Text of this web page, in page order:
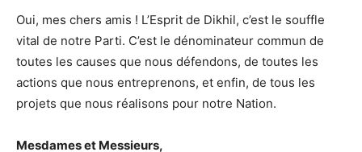
Oui, mes chers amis ! L’Esprit de Dikhil, c’est le souffle
vital de notre Parti. C’est le dénominateur commun de
toutes les causes que nous défendons, de toutes les
actions que nous entreprenons, et enfin, de tous les
projets que nous réalisons pour notre Nation.
Mesdames et Messieurs,